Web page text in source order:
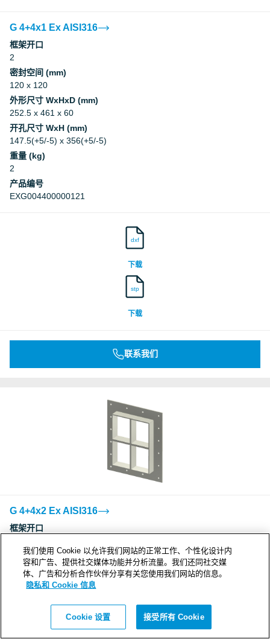
G 4+4x1 Ex AISI316
框架开口
2
密封空间 (mm)
120 x 120
外形尺寸 WxHxD (mm)
252.5 x 461 x 60
开孔尺寸 WxH (mm)
147.5(+5/-5) x 356(+5/-5)
重量 (kg)
2
产品编号
EXG004400000121
dxf
下载
stp
下载
联系我们
G 4+4x2 Ex AISI316
框架开口
密封空间 (mm)
120 x 120
外形尺寸 WxHxD (mm)
278(+5/-5) x 358(+5/-5)
我们使用 Cookie 以允许我们网站的正常工作、个性化设计内
容和广告、提供社交媒体功能并分析流量。我们还同社交媒
体、广告和分析合作伙伴分享有关您使用我们网站的信息。
隐私和 Cookie 信息
Cookie 设置 接受所有 Cookie